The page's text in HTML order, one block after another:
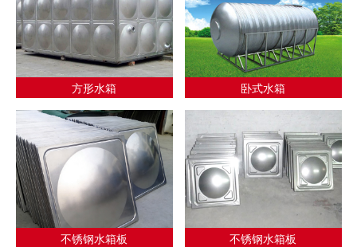
方形水箱 卧式水箱
不锈钢水箱板 不锈钢水箱板